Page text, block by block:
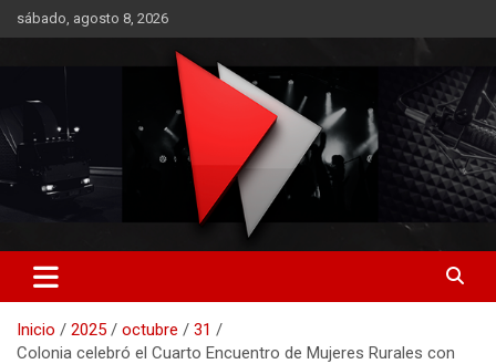
Saltar
al
sábado, agosto 8, 2026
RO CONTENIDOS
Inicio 2025 octubre
31
Colonia celebró el Cuarto Encuentro de Mujeres Rurales con